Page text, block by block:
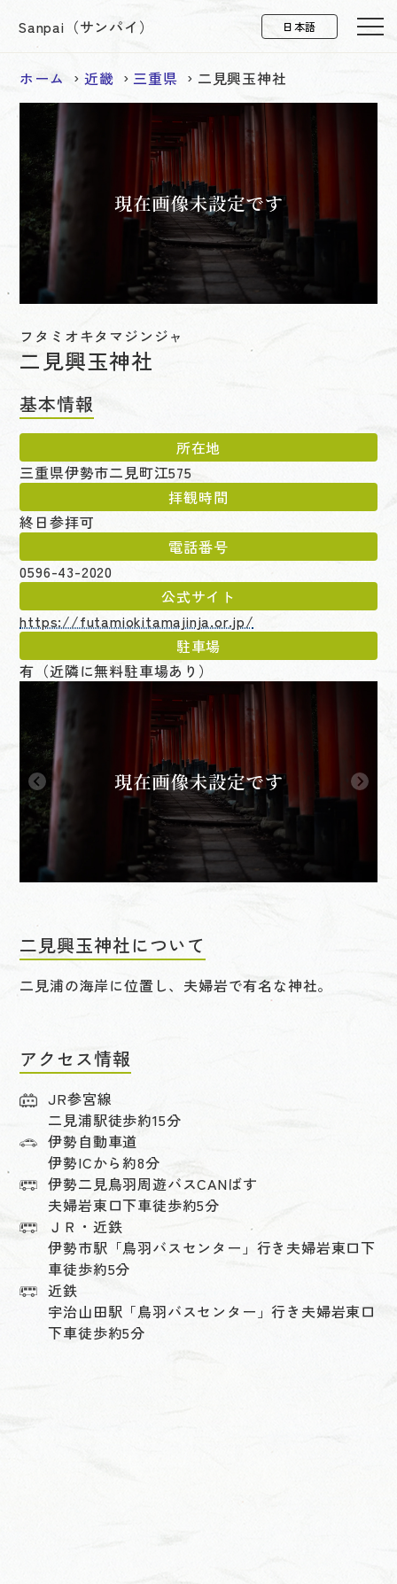
Sanpai（サンパイ）
ホーム 近畿 三重県 二見興玉神社
フタミオキタマジンジャ
二見興玉神社
基本情報
所在地
三重県伊勢市二見町江575
拝観時間
終日参拝可
電話番号
0596-43-2020
公式サイト
https://futamiokitamajinja.or.jp/
駐車場
有（近隣に無料駐車場あり）
二見興玉神社について
二見浦の海岸に位置し、夫婦岩で有名な神社。
アクセス情報
JR参宮線
二見浦駅徒歩約15分
伊勢自動車道
伊勢ICから約8分
伊勢二見鳥羽周遊バスCANばす
夫婦岩東口下車徒歩約5分
ＪＲ・近鉄
伊勢市駅「鳥羽バスセンター」行き夫婦岩東口下
車徒歩約5分
近鉄
宇治山田駅「鳥羽バスセンター」行き夫婦岩東口
下車徒歩約5分